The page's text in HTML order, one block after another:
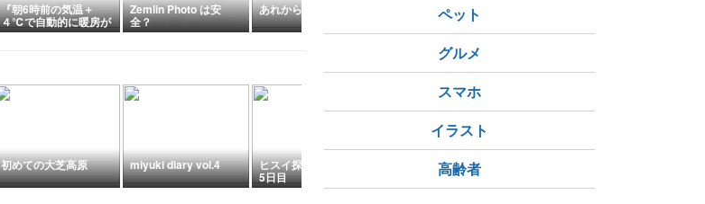
『朝6時前の気温＋
４℃で自動的に暖房が
入る』『山火事の煙一
人混み；バンフ・スク
ランブル交差点』＊
Zemlin Photo は安
全？
あれから2年 🍛『我が飯ネタ；ゴー
ヤ(苦瓜)を買いゴーヤ
チャンプル料理』『苦
いゴーヤが旨いし大好
き🥰；苦くなければ買
わない』『生ゴーヤ＋
サーモン缶詰のサラ
ダ』『今朝はめっちゃ
寒かった🥶』＊「記事
書き」はBanff,Canad
『今朝はオレンジ色🍊
真』『そろそろ山火事
き」はBanff,Canada
初めての大芝高原 miyuki diary vol.4 ヒスイ探し車中泊旅Ⅳ-
5日目
ローソンの車中泊が4
県28店舗へ 青森ねぶ
たの宿泊難に新たな選
ペット
グルメ
スマホ
イラスト
高齢者